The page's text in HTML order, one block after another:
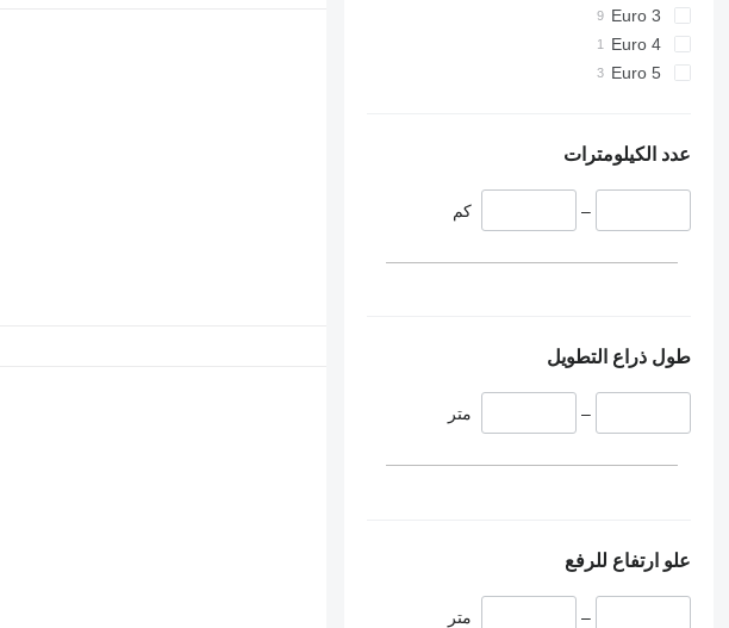
Euro 3
Euro 4
Euro 5
عدد الكيلومترات
– كم
طول ذراع التطويل
– متر
علو ارتفاع للرفع
– متر